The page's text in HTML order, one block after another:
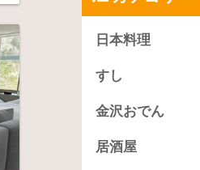
日本料理
すし
金沢おでん
居酒屋